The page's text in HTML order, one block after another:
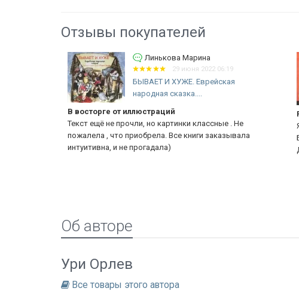
Отзывы покупателей
Арданкина Елена
16 февраля 2021 01:31
РАССКАЗ О СВИТКЕ ЭСТЕР. Анат
Умански
Рассказ о свитке Эстер
Яркая, красивая книга с хорошим изложением
Библейского текста в стихах. Брала на подарок ребенку.
Дети остались довольны. прочитана в тот же...
Об авторе
Ури Орлев
Все товары этого автора